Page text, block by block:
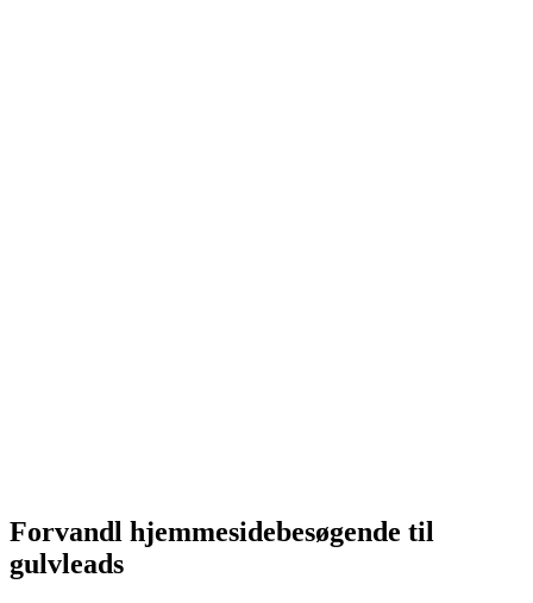
Forvandl hjemmesidebesøgende til
gulvleads